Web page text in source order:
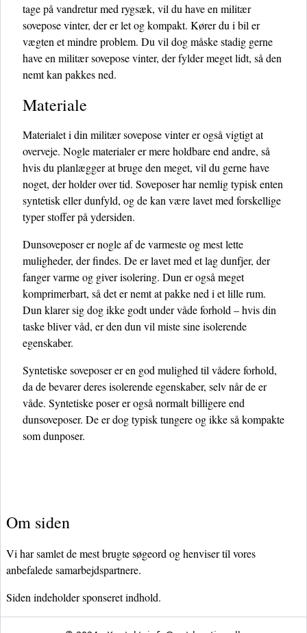
tage på vandretur med rygsæk, vil du have en militær
sovepose vinter, der er let og kompakt. Kører du i bil er
vægten et mindre problem. Du vil dog måske stadig gerne
have en militær sovepose vinter, der fylder meget lidt, så den
nemt kan pakkes ned.
Materiale
Materialet i din militær sovepose vinter er også vigtigt at
overveje. Nogle materialer er mere holdbare end andre, så
hvis du planlægger at bruge den meget, vil du gerne have
noget, der holder over tid. Soveposer har nemlig typisk enten
syntetisk eller dunfyld, og de kan være lavet med forskellige
typer stoffer på ydersiden.
Dunsoveposer er nogle af de varmeste og mest lette
muligheder, der findes. De er lavet med et lag dunfjer, der
fanger varme og giver isolering. Dun er også meget
komprimerbart, så det er nemt at pakke ned i et lille rum.
Dun klarer sig dog ikke godt under våde forhold – hvis din
taske bliver våd, er den dun vil miste sine isolerende
egenskaber.
Syntetiske soveposer er en god mulighed til vådere forhold,
da de bevarer deres isolerende egenskaber, selv når de er
våde. Syntetiske poser er også normalt billigere end
dunsoveposer. De er dog typisk tungere og ikke så kompakte
som dunposer.
Om siden
Vi har samlet de mest brugte søgeord og henviser til vores
anbefalede samarbejdspartnere.
Siden indeholder sponseret indhold.